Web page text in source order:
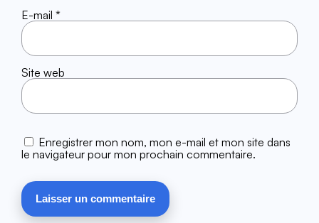
E-mail *
Site web
Enregistrer mon nom, mon e-mail et mon site dans
le navigateur pour mon prochain commentaire.